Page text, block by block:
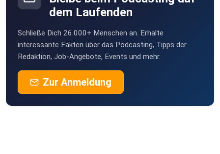
#FigurbetontPodcast #NerdTalk #PopKultur
#Collectibles #Toys
#Kidault #videospiele
dem Laufenden
Schließe Dich 26.000+ Menschen an. Erhalte
interessante Fakten über das Podcasting, Tipps der
Redaktion, Job-Angebote, Events und mehr.
Zur Anmeldung